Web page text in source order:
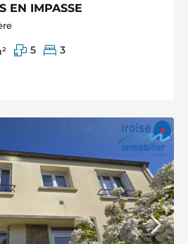
EN IMPASSE
5
3